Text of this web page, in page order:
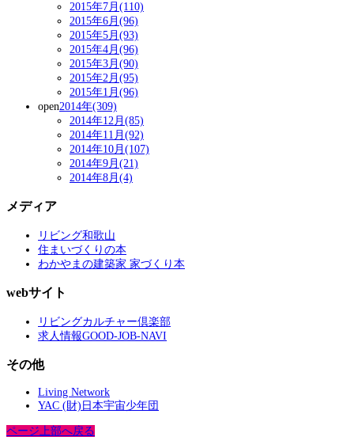
2015年7月(110)
2015年6月(96)
2015年5月(93)
2015年4月(96)
2015年3月(90)
2015年2月(95)
2015年1月(96)
open2014年(309)
2014年12月(85)
2014年11月(92)
2014年10月(107)
2014年9月(21)
2014年8月(4)
メディア
リビング和歌山
住まいづくりの本
わかやまの建築家 家づくり本
webサイト
リビングカルチャー倶楽部
求人情報GOOD-JOB-NAVI
その他
Living Network
YAC (財)日本宇宙少年団
ページ上部へ戻る